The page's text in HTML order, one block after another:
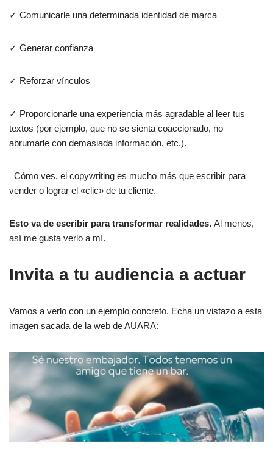
✓ Comunicarle una determinada identidad de marca
✓ Generar confianza
✓ Reforzar vínculos
✓ Proporcionarle una experiencia más agradable al leer tus
textos (por ejemplo, que no se sienta coaccionado, no
abrumarle con demasiada información, etc.).
Cómo ves, el copywriting es mucho más que escribir para
vender o lograr el «clic» de tu cliente.
Esto va de escribir para transformar realidades. Al menos,
así me gusta verlo a mí.
Invita a tu audiencia a actuar
Vamos a verlo con un ejemplo concreto. Echa un vistazo a esta
imagen sacada de la web de AUARA: